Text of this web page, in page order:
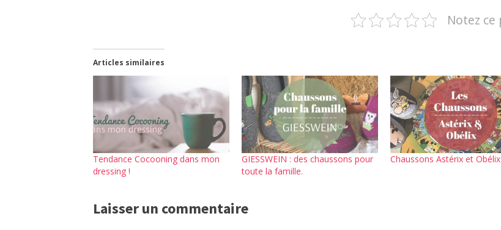
Notez ce
Articles similaires
Tendance Cocooning dans mon
dressing !
GIESSWEIN : des chaussons pour
toute la famille.
Chaussons Astérix et Obélix
Laisser un commentaire